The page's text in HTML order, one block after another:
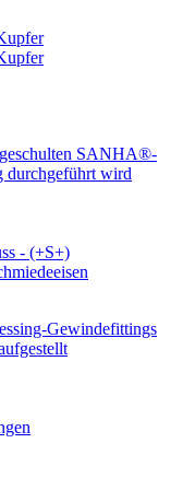
- (+S+)